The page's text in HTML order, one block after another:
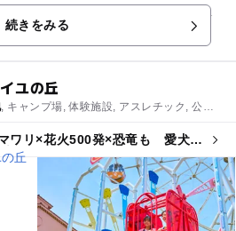
たい子のために釣り堀をご用意、思
続きをみる
ユの丘
, キャンプ場, 体験施設, アスレチック, 公
ワリ×花火500発×恐竜も 愛犬
型イベント